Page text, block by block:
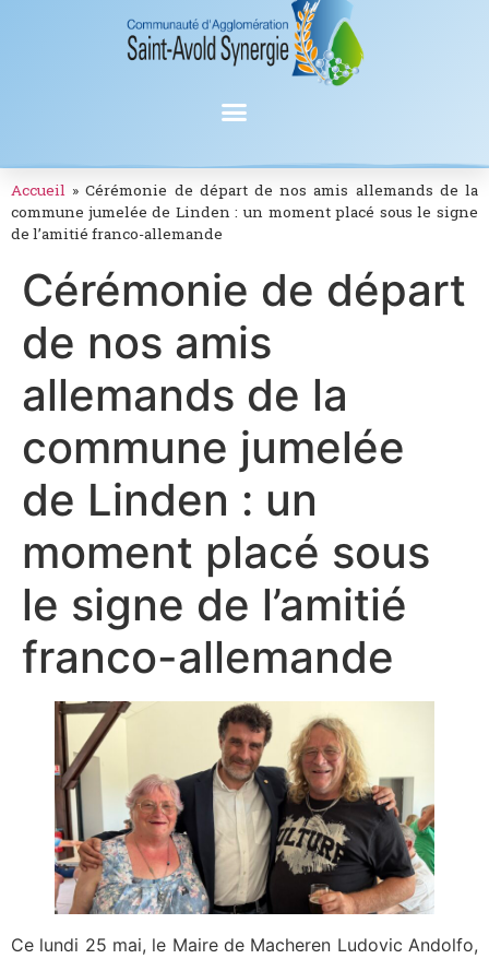
Accueil »Cérémonie de départ de nos amis allemands de la
commune jumelée de Linden : un moment placé sous le signe
de l’amitié franco-allemande
Cérémonie de départ
de nos amis
allemands de la
commune jumelée
de Linden : un
moment placé sous
le signe de l’amitié
franco-allemande
Ce lundi 25 mai, le Maire de Macheren Ludovic Andolfo,